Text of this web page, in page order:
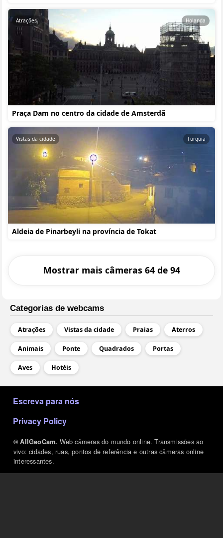
Praça Dam no centro da cidade de Amsterdã
Atrações Holanda
Aldeia de Pinarbeyli na província de Tokat
Vistas da cidade Turquia
Mostrar mais câmeras 64 de 94
Categorias de webcams
Atrações Vistas da cidade Praias Aterros
Animais Ponte Quadrados Portas
Aves Hotéis
Escreva para nós
Privacy Policy
© AllGeoCam. Web câmeras do mundo online. Transmissões ao
vivo: cidades, ruas, pontos de referência e outras câmeras online
interessantes.